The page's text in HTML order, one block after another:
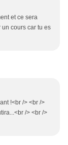
et ce sera
cours car tu es
!<br /> <br />
/> <br />